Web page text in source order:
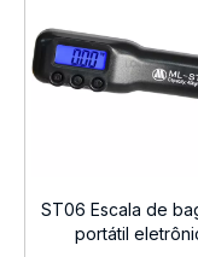
ST06 Escala de
portátil